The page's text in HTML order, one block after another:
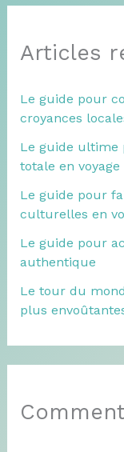
Articles
Le guide pour
croyances
Le guide
totale en voyage
Le guide pour
culturelles en
Le guide pour
authentique
Le tour du
plus